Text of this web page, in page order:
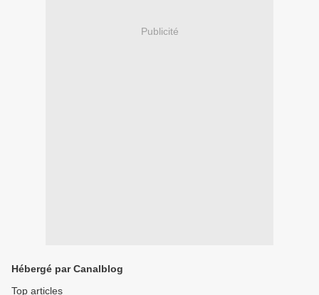
Publicité
Hébergé par Canalblog
Top articles